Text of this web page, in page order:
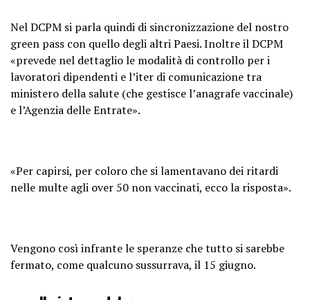
Nel DCPM si parla quindi di sincronizzazione del nostro
green pass con quello degli altri Paesi. Inoltre il DCPM
«prevede nel dettaglio le modalità di controllo per i
lavoratori dipendenti e l’iter di comunicazione tra
ministero della salute (che gestisce l’anagrafe vaccinale)
e l’Agenzia delle Entrate».
«Per capirsi, per coloro che si lamentavano dei ritardi
nelle multe agli over 50 non vaccinati, ecco la risposta».
Vengono così infrante le speranze che tutto si sarebbe
fermato, come qualcuno sussurrava, il 15 giugno.